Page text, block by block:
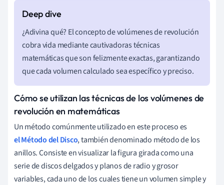
¿Adivina qué? El concepto de volúmenes de revolución
cobra vida mediante cautivadoras técnicas
matemáticas que son felizmente exactas, garantizando
que cada volumen calculado sea específico y preciso.
Cómo se utilizan las técnicas de los volúmenes de
revolución en matemáticas
Un método comúnmente utilizado en este proceso es
el Método del Disco, también denominado método de los
anillos. Consiste en visualizar la figura girada como una
serie de discos delgados y planos de radio y grosor
variables, cada uno de los cuales tiene un volumen simple y